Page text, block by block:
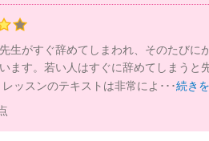
生がすぐ辞めてしまわれ、そのたびに
ます。若い人はすぐに辞めてしまうと
ッスンのテキストは非常によ･･･続き